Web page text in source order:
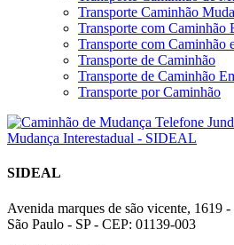
Transporte Caminhão
Transporte com Caminhão
Transporte com Caminhão
Transporte de Caminhão
Transporte de Caminhão
Transporte por Caminhão
SIDEAL
Avenida marques de são vicente, 1619
São Paulo - SP - CEP: 01139-003